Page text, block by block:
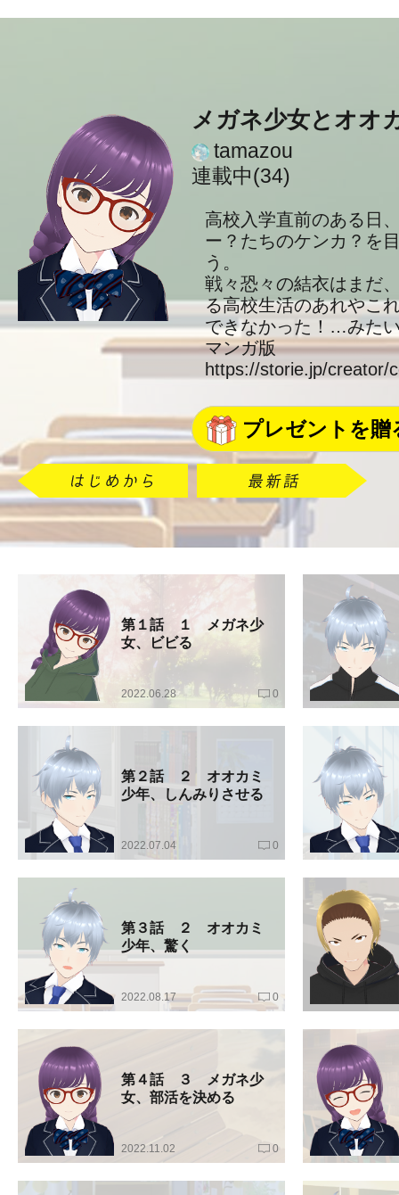
メガネ少女とオオ
tamazou
連載中(34)
高校入学直前のある日
ー？たちのケンカ？を
う。
戦々恐々の結衣はまだ
る高校生活のあれやこ
できなかった！…みた
マンガ版
https://storie.jp/creator/
プレゼントを贈
第１話 １ メガネ少
女、ビビる
2022.06.28 0
第２話 ２ オオカミ
少年、しんみりさせる
2022.07.04 0
第３話 ２ オオカミ
少年、驚く
2022.08.17 0
第４話 ３ メガネ少
女、部活を決める
2022.11.02 0